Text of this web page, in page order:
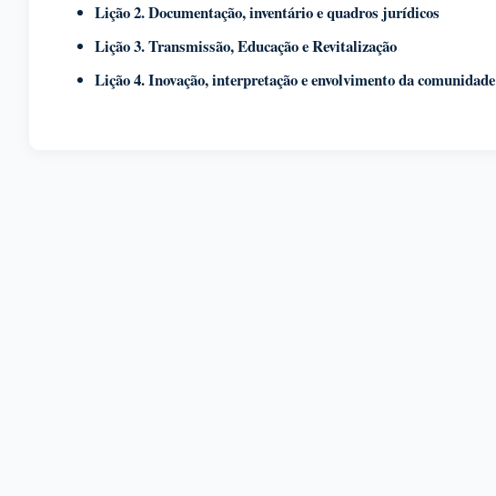
Lição 2. Documentação, inventário e quadros jurídicos
Lição 3. Transmissão, Educação e Revitalização
Lição 4. Inovação, interpretação e envolvimento da comunidade